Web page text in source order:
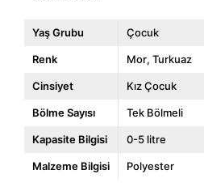
Yaş Grubu Çocuk
Renk Mor Turkuaz
Cinsiyet Kız Çocuk
Bölme Sayısı Tek Bölmeli
Kapasite Bilgisi 0-5 litre
Malzeme Bilgisi Polyester